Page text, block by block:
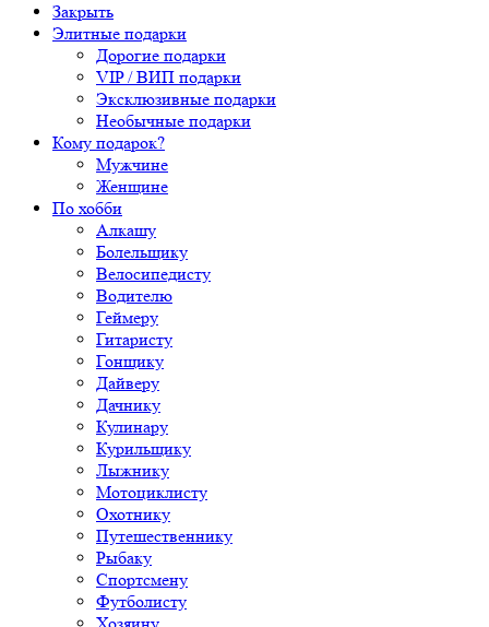
Закрыть
Элитные подарки
Дорогие подарки
VIP / ВИП подарки
Эксклюзивные подарки
Необычные подарки
Кому подарок?
Мужчине
Женщине
По хобби
Алкашу
Болельщику
Велосипедисту
Водителю
Геймеру
Гитаристу
Гонщику
Дайверу
Дачнику
Кулинару
Курильщику
Лыжнику
Мотоциклисту
Охотнику
Путешественнику
Рыбаку
Спортсмену
Футболисту